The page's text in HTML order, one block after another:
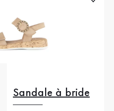
Sandale à bride